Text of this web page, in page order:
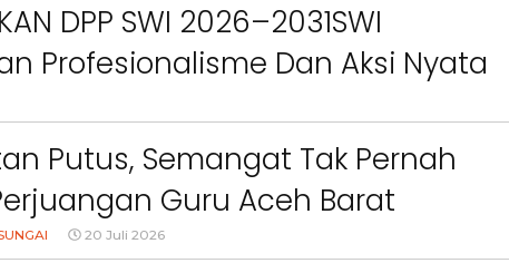
DPP SWI 2026–2031SWI
Profesionalisme Dan Aksi Nyata
Impact
Putus, Semangat Tak Pernah
Guru Aceh Barat
Air Mata
20 Juli 2026